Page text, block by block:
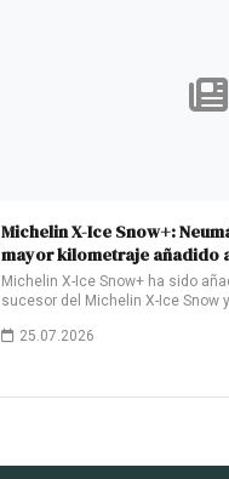
Michelin X-Ice Snow+:
mayor kilometraje añadido
Michelin X-Ice Snow+ ha sido
sucesor del Michelin X-Ice Snow
25.07.2026